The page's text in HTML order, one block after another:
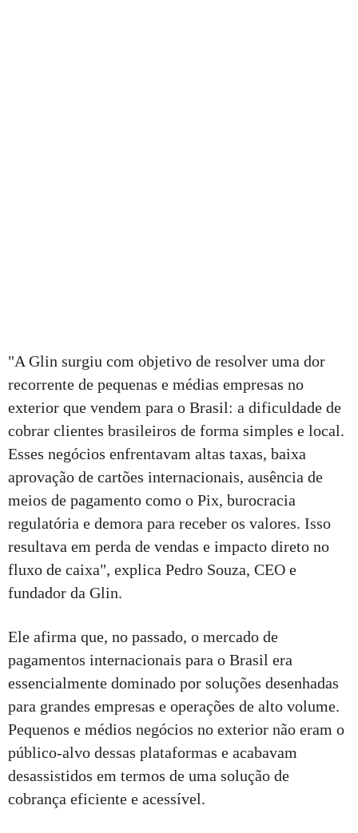
"A Glin surgiu com objetivo de resolver uma dor
recorrente de pequenas e médias empresas no
exterior que vendem para o Brasil: a dificuldade de
cobrar clientes brasileiros de forma simples e local.
Esses negócios enfrentavam altas taxas, baixa
aprovação de cartões internacionais, ausência de
meios de pagamento como o Pix, burocracia
regulatória e demora para receber os valores. Isso
resultava em perda de vendas e impacto direto no
fluxo de caixa", explica Pedro Souza, CEO e
fundador da Glin.
Ele afirma que, no passado, o mercado de
pagamentos internacionais para o Brasil era
essencialmente dominado por soluções desenhadas
para grandes empresas e operações de alto volume.
Pequenos e médios negócios no exterior não eram o
público-alvo dessas plataformas e acabavam
desassistidos em termos de uma solução de
cobrança eficiente e acessível.